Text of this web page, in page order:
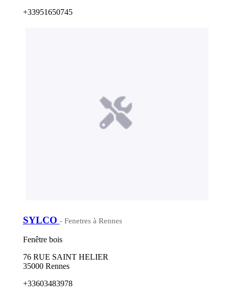
+33951650745
SYLCO - Fenetres à Rennes
Fenêtre bois
76 RUE SAINT HELIER
35000 Rennes
+33603483978